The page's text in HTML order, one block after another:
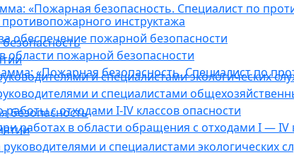
«Пожарная безопасность. Специалист по
и специалистами экологических
и специалистами
с отходами I-IV классов опасности
работах в области обращения с отходами I — IV
инструктажа
обеспечение пожарной безопасности
пожарной безопасности
«Пожарная безопасность. Специалист по
безопасность
и специалистами экологических